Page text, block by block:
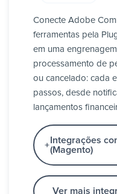
Conecte Adobe
ferramentas pela
em uma
processamento de
ou cancelado: cada
passos, desde
lançamentos
Integrações
(Magento)
Ver mais